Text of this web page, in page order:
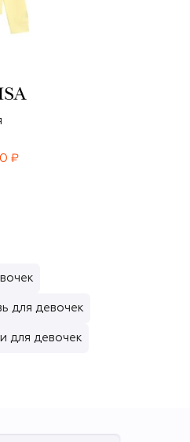
₽
для девочек
для девочек